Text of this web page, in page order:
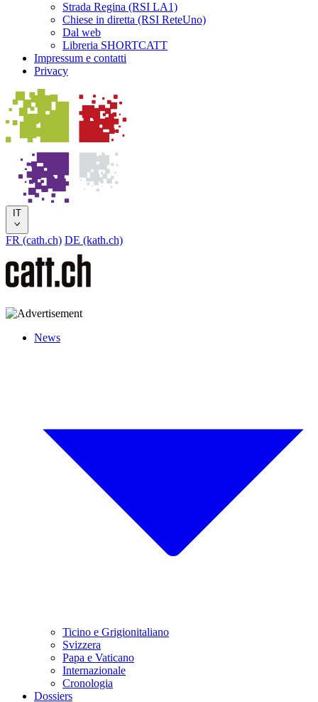
Strada Regina (RSI LA1)
Chiese in diretta (RSI ReteUno)
Dal web
Libreria SHORTCATT
Impressum e contatti
Privacy
IT
FR (cath.ch) DE (kath.ch)
News
Ticino e Grigionitaliano
Svizzera
Papa e Vaticano
Internazionale
Cronologia
Dossiers